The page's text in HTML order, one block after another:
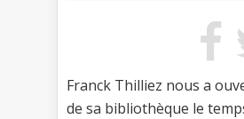
Franck Thilliez nous a
de sa bibliothèque le